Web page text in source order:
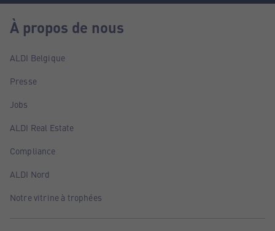
À propos de nous
ALDI Belgique
Presse
Jobs
ALDI Real Estate
Compliance
ALDI Nord
Notre vitrine à trophées